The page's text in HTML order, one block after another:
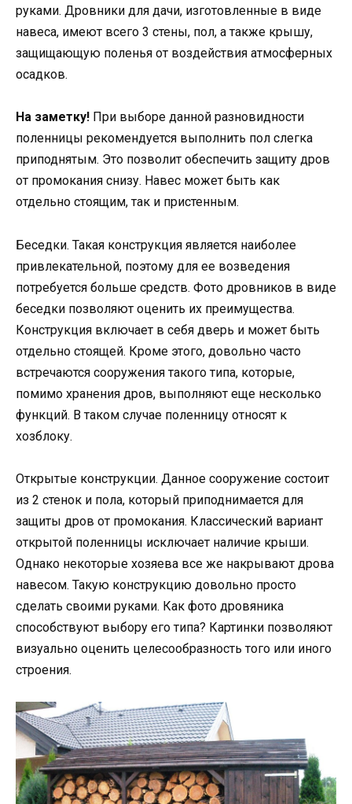
руками. Дровники для дачи, изготовленные в виде
навеса, имеют всего 3 стены, пол, а также крышу,
защищающую поленья от воздействия атмосферных
осадков.
На заметку! При выборе данной разновидности
поленницы рекомендуется выполнить пол слегка
приподнятым. Это позволит обеспечить защиту дров
от промокания снизу. Навес может быть как
отдельно стоящим, так и пристенным.
Беседки. Такая конструкция является наиболее
привлекательной, поэтому для ее возведения
потребуется больше средств. Фото дровников в виде
беседки позволяют оценить их преимущества.
Конструкция включает в себя дверь и может быть
отдельно стоящей. Кроме этого, довольно часто
встречаются сооружения такого типа, которые,
помимо хранения дров, выполняют еще несколько
функций. В таком случае поленницу относят к
хозблоку.
Открытые конструкции. Данное сооружение состоит
из 2 стенок и пола, который приподнимается для
защиты дров от промокания. Классический вариант
открытой поленницы исключает наличие крыши.
Однако некоторые хозяева все же накрывают дрова
навесом. Такую конструкцию довольно просто
сделать своими руками. Как фото дровяника
способствуют выбору его типа? Картинки позволяют
визуально оценить целесообразность того или иного
строения.